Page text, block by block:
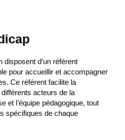
disposent d’un référent
pour accueillir et accompagner
Ce référent facilite la
acteurs de la
et l’équipe pédagogique, tout
spécifiques de chaque